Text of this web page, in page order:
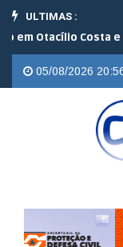
ULTIMAS :
Costa e
05/08/2026